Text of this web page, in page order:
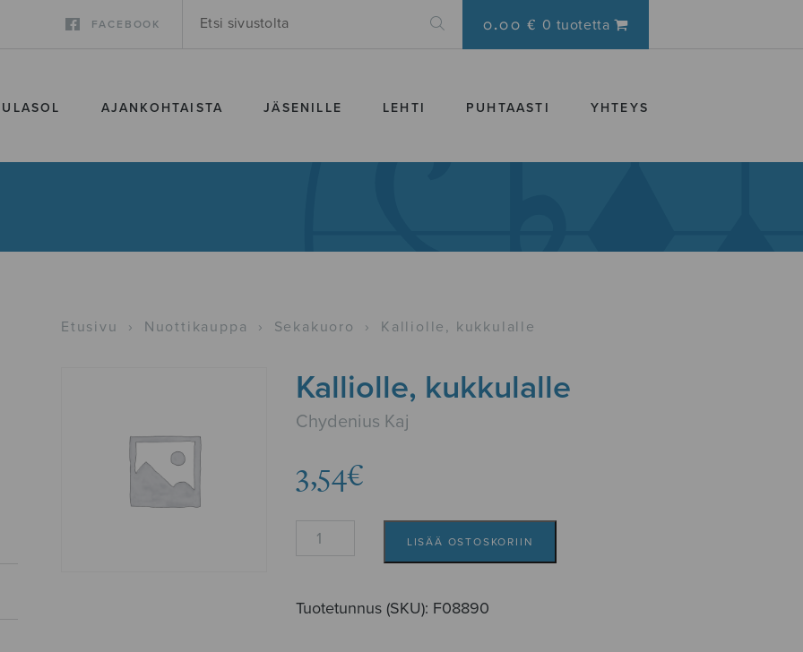
FACEBOOK 0.00 € 0 tuotetta
AJANKOHTAISTA JÄSENILLE LEHTI PUHTAASTI YHTEYS
Etusivu › Nuottikauppa › Sekakuoro › Kalliolle, kukkulalle
Kalliolle, kukkulalle
Chydenius Kaj
3,54€
Kalliolle,
LISÄÄ OSTOSKORIIN
Tuotetunnus (SKU): F08890